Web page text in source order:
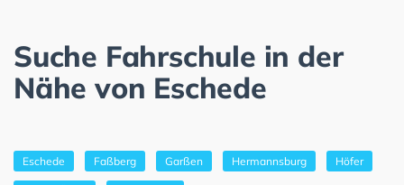
Suche Fahrschule in der
Nähe von Eschede
Eschede Faßberg Garßen Hermannsburg Höfer